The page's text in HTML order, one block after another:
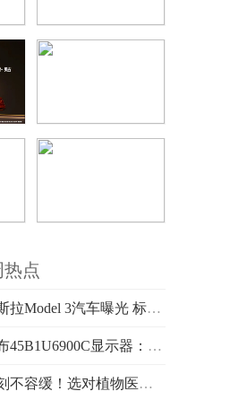
热点
3汽车曝光 标准续航后驱版(RWD) 18
显示器：采用了44.5英寸VA面板
！选对植物医生防水清透美白防晒露